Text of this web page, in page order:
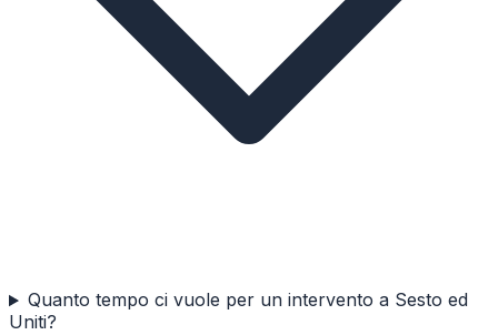
Quanto tempo ci vuole per un intervento a Sesto ed
Uniti?